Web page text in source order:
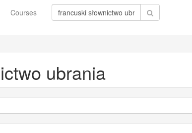
Courses
ubrania